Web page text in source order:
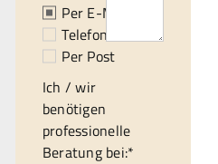
Per E-Mail
Telefonisch
Per Post
Ich / wir
benötigen
professionelle
Beratung bei:*